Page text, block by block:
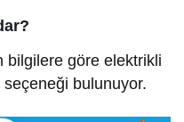
bilgilere göre elektrikli
seçeneği bulunuyor.